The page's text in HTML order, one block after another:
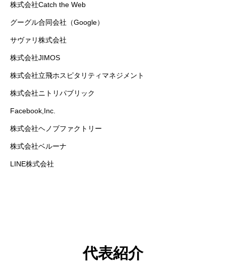
株式会社Catch the Web
グーグル合同会社（Google）
サヴァリ株式会社
株式会社JIMOS
株式会社立飛ホスピタリティマネジメント
株式会社ニトリパブリック
Facebook,Inc.
株式会社ヘノブファクトリー
株式会社ベルーナ
LINE株式会社
代表紹介